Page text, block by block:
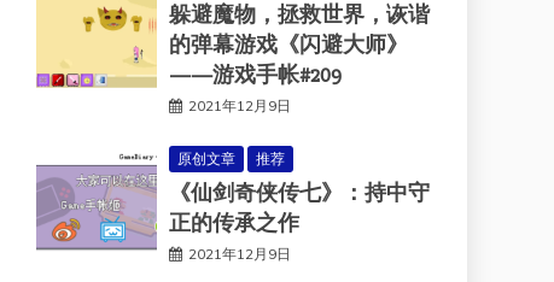
躲避魔物，拯救世界，诙谐
的弹幕游戏《闪避大师》
——游戏手帐#209
2021年12月9日
原创文章 推荐
《仙剑奇侠传七》：持中守
正的传承之作
2021年12月9日